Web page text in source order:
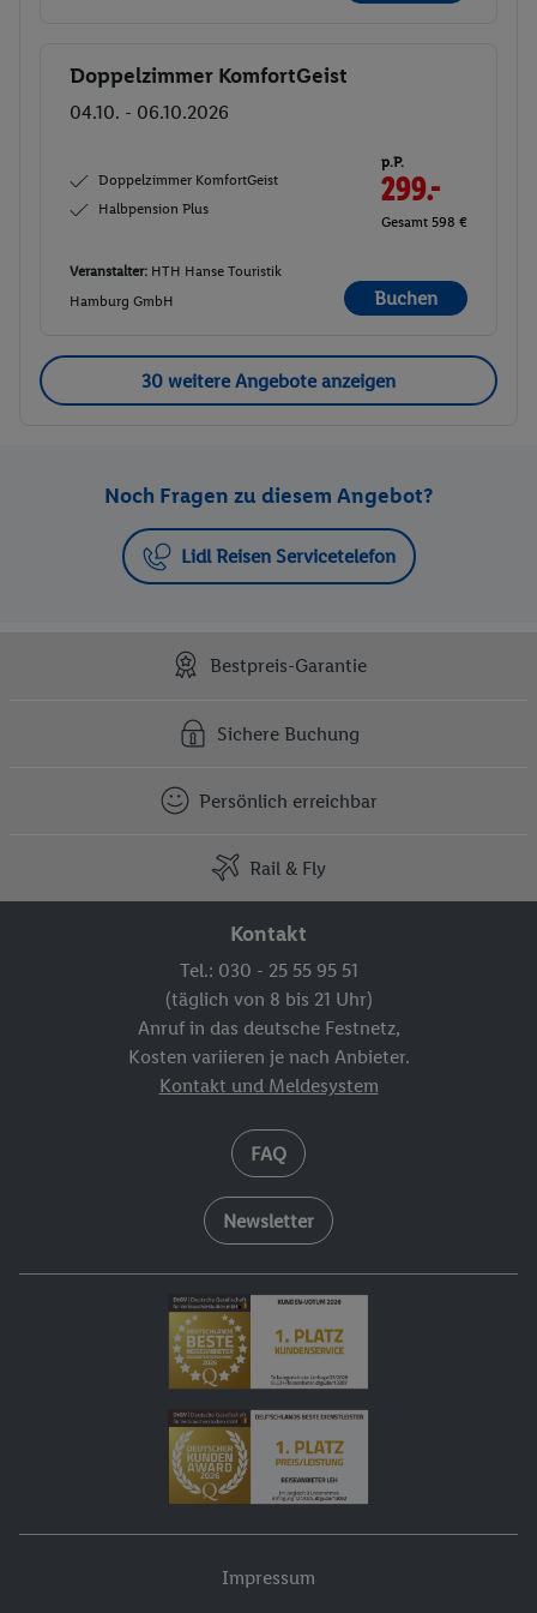
Buchen
Doppelzimmer KomfortGeist
04.10. - 06.10.2026
Doppelzimmer KomfortGeist
Halbpension Plus
p.P.
299.-
Gesamt 598 €
Veranstalter: HTH Hanse Touristik
Hamburg GmbH
Buchen
30 weitere Angebote anzeigen
Noch Fragen zu diesem Angebot?
Lidl Reisen Servicetelefon
Bestpreis-Garantie
Sichere Buchung
Persönlich erreichbar
Rail & Fly
Kontakt
Tel.: 030 - 25 55 95 51
(täglich von 8 bis 21 Uhr)
Anruf in das deutsche Festnetz,
Kosten variieren je nach Anbieter.
Kontakt und Meldesystem
FAQ
Newsletter
Impressum